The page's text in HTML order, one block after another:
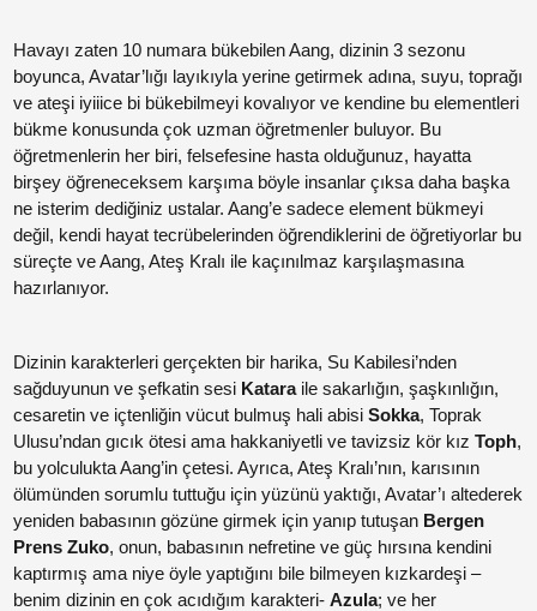
Paylaş
Paylaş
Paylaş
Havayı zaten 10 numara bükebilen Aang, dizinin 3 sezonu
boyunca, Avatar’lığı layıkıyla yerine getirmek adına, suyu, toprağı
ve ateşi iyiiice bi bükebilmeyi kovalıyor ve kendine bu elementleri
bükme konusunda çok uzman öğretmenler buluyor. Bu
öğretmenlerin her biri, felsefesine hasta olduğunuz, hayatta
birşey öğreneceksem karşıma böyle insanlar çıksa daha başka
ne isterim dediğiniz ustalar. Aang’e sadece element bükmeyi
değil, kendi hayat tecrübelerinden öğrendiklerini de öğretiyorlar bu
süreçte ve Aang, Ateş Kralı ile kaçınılmaz karşılaşmasına
hazırlanıyor.
Paylaş
Paylaş
Paylaş
Dizinin karakterleri gerçekten bir harika, Su Kabilesi’nden
sağduyunun ve şefkatin sesi Kataraile sakarlığın, şaşkınlığın,
cesaretin ve içtenliğin vücut bulmuş hali abisiSokka, Toprak
Ulusu’ndan gıcık ötesi ama hakkaniyetli ve tavizsiz kör kızToph,
bu yolculukta Aang’in çetesi. Ayrıca, Ateş Kralı’nın, karısının
ölümünden sorumlu tuttuğu için yüzünü yaktığı, Avatar’ı altederek
yeniden babasının gözüne girmek için yanıp tutuşan Bergen
Prens Zuko, onun, babasının nefretine ve güç hırsına kendini
kaptırmış ama niye öyle yaptığını bile bilmeyen kızkardeşi –
benim dizinin en çok acıdığım karakteri-Azula; ve her